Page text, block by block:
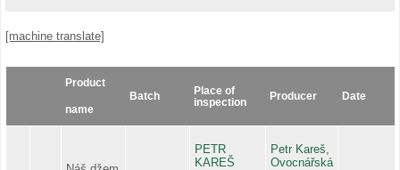
[machine translate]
Product
name
Batch
Place of
inspection
Producer Date
PETR
KAREŠ
Petr Kareš,
Ovocnářská